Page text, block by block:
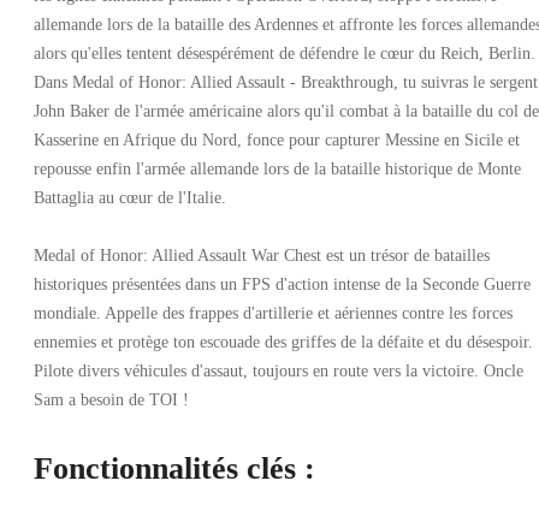
allemande lors de la bataille des Ardennes et affronte les forces
alors qu'elles tentent désespérément de défendre le cœur du Reich, Berlin.
Dans Medal of Honor: Allied Assault - Breakthrough, tu suivras le sergent
John Baker de l'armée américaine alors qu'il combat à la bataille du col de
Kasserine en Afrique du Nord, fonce pour capturer Messine en Sicile et
repousse enfin l'armée allemande lors de la bataille historique de Monte
Battaglia au cœur de l'Italie.
Medal of Honor: Allied Assault War Chest est un trésor de batailles
historiques présentées dans un FPS d'action intense de la Seconde Guerre
mondiale. Appelle des frappes d'artillerie et aériennes contre les forces
ennemies et protège ton escouade des griffes de la défaite et du désespoir.
Pilote divers véhicules d'assaut, toujours en route vers la victoire. Oncle
Sam a besoin de TOI !
Fonctionnalités clés :